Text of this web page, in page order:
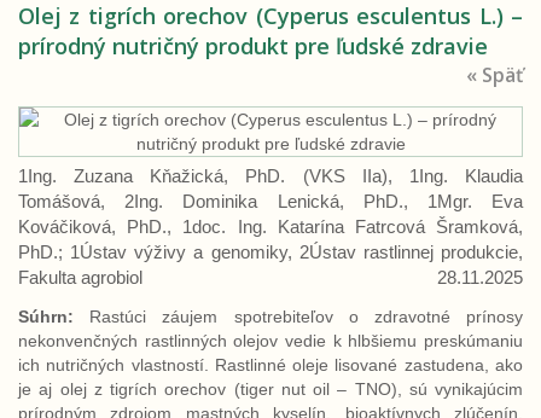
Olej z tigrích orechov (Cyperus esculentus L.) –
prírodný nutričný produkt pre ľudské zdravie
« Späť
1Ing. Zuzana Kňažická, PhD. (VKS IIa), 1Ing. Klaudia
Tomášová, 2Ing. Dominika Lenická, PhD., 1Mgr. Eva
Kováčiková, PhD., 1doc. Ing. Katarína Fatrcová Šramková,
PhD.; 1Ústav výživy a genomiky, 2Ústav rastlinnej produkcie,
Fakulta agrobiol
28.11.2025
Súhrn: Rastúci záujem spotrebiteľov o zdravotné prínosy
nekonvenčných rastlinných olejov vedie k hlbšiemu preskúmaniu
ich nutričných vlastností. Rastlinné oleje lisované zastudena, ako
je aj olej z tigrích orechov (tiger nut oil – TNO), sú vynikajúcim
prírodným zdrojom mastných kyselín, bioaktívnych zlúčenín,